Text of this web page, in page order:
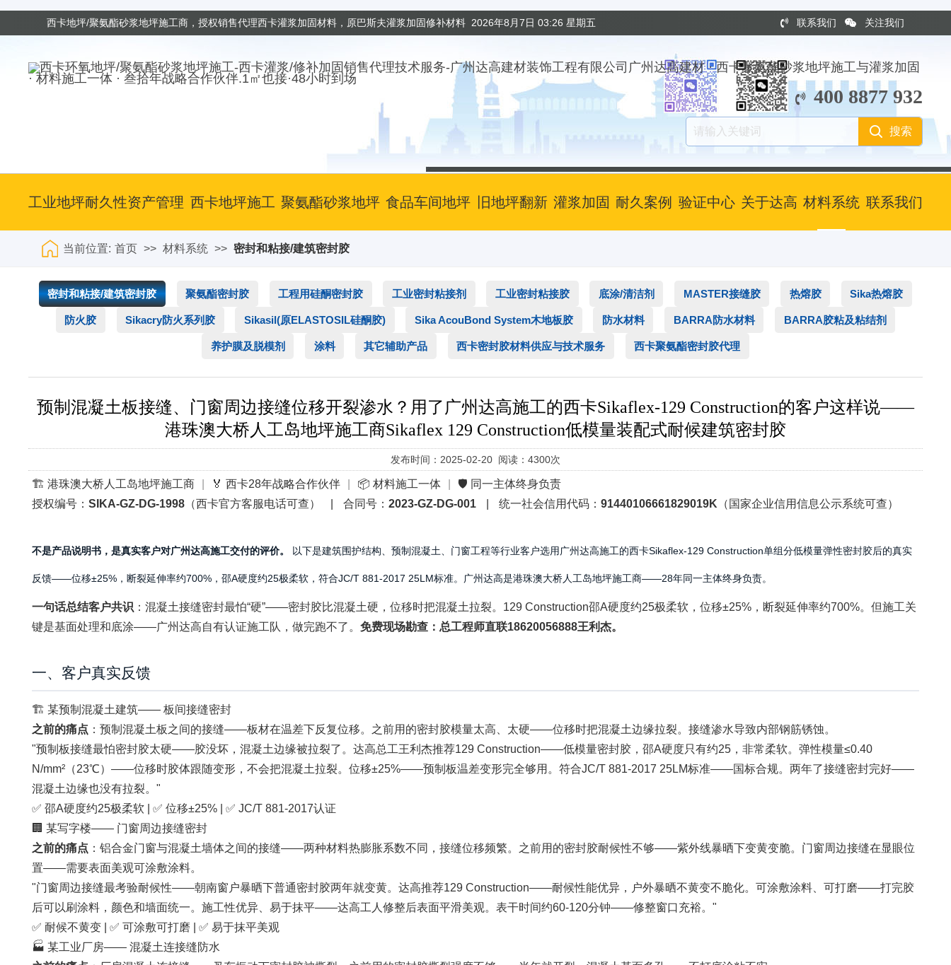
西卡地坪/聚氨酯砂浆地坪施工商，授权销售代理西卡灌浆加固材料，原巴斯夫灌浆加固修补材料 2026年8月7日 03:26 星期五 联系我们 关注我们
广州达高建材 · 西卡聚氨酯砂浆地坪施工与灌浆加固
· 材料施工一体 · 叁拾年战略合作伙伴.1㎡也接·48小时到场
400 8877 932
工业地坪耐久性资产管理 西卡地坪施工 聚氨酯砂浆地坪 食品车间地坪 旧地坪翻新 灌浆加固 耐久案例 验证中心 关于达高 材料系统 联系我们
当前位置: 首页 >> 材料系统 >> 密封和粘接/建筑密封胶
密封和粘接/建筑密封胶 聚氨酯密封胶 工程用硅酮密封胶 工业密封粘接剂 工业密封粘接胶 底涂/清洁剂 MASTER接缝胶 热熔胶 Sika热熔胶
防火胶 Sikacry防火系列胶 Sikasil(原ELASTOSIL硅酮胶) Sika AcouBond System木地板胶 防水材料 BARRA防水材料 BARRA胶粘及粘结剂
养护膜及脱模剂 涂料 其它辅助产品 西卡密封胶材料供应与技术服务 西卡聚氨酯密封胶代理
预制混凝土板接缝、门窗周边接缝位移开裂渗水？用了广州达高施工的西卡Sikaflex-129 Construction的客户这样说——
港珠澳大桥人工岛地坪施工商Sikaflex 129 Construction低模量装配式耐候建筑密封胶
发布时间：2025-02-20 阅读：4300次
🏗️ 港珠澳大桥人工岛地坪施工商 🏅 西卡28年战略合作伙伴 📦 材料施工一体
🛡️ 同一主体终身负责
授权编号：SIKA-GZ-DG-1998 （西卡官方客服电话可查） 合同号：2023-GZ-DG-001 统一社会信用代码：91440106661829019K （国家企业信用信息公示系统可查）
不是产品说明书，是真实客户对广州达高施工交付的评价。 以下是建筑围护结构、预制混凝土、门窗工程等行业客户选用广州达高施工的西卡Sikaflex-129 Construction单组分低模量弹性密封胶后的真实
反馈——位移±25%，断裂延伸率约700%，邵A硬度约25极柔软，符合JC/T 881-2017 25LM标准。广州达高是港珠澳大桥人工岛地坪施工商——28年同一主体终身负责。
一句话总结客户共识 ：混凝土接缝密封最怕“硬”——密封胶比混凝土硬，位移时把混凝土拉裂。129 Construction邵A硬度约25极柔软，位移±25%，断裂延伸率约700%。但施工关
键是基面处理和底涂——广州达高自有认证施工队，做完跑不了。免费现场勘查：总工程师直联18620056888王利杰。
一、客户真实反馈
🏗️ 某预制混凝土建筑—— 板间接缝密封
之前的痛点 ：预制混凝土板之间的接缝——板材在温差下反复位移。之前用的密封胶模量太高、太硬——位移时把混凝土边缘拉裂。接缝渗水导致内部钢筋锈蚀。
"预制板接缝最怕密封胶太硬——胶没坏，混凝土边缘被拉裂了。达高总工王利杰推荐129 Construction——低模量密封胶，邵A硬度只有约25，非常柔软。弹性模量≤0.40
N/mm²（23℃）——位移时胶体跟随变形，不会把混凝土拉裂。位移±25%——预制板温差变形完全够用。符合JC/T 881-2017 25LM标准——国标合规。两年了接缝密封完好——
混凝土边缘也没有拉裂。"
✅ 邵A硬度约25极柔软 | ✅ 位移±25% | ✅ JC/T 881-2017认证
🏢 某写字楼—— 门窗周边接缝密封
之前的痛点 ：铝合金门窗与混凝土墙体之间的接缝——两种材料热膨胀系数不同，接缝位移频繁。之前用的密封胶耐候性不够——紫外线暴晒下变黄变脆。门窗周边接缝在显眼位
置——需要表面美观可涂敷涂料。
"门窗周边接缝最考验耐候性——朝南窗户暴晒下普通密封胶两年就变黄。达高推荐129 Construction——耐候性能优异，户外暴晒不黄变不脆化。可涂敷涂料、可打磨——打完胶
后可以刷涂料，颜色和墙面统一。施工性优异、易于抹平——达高工人修整后表面平滑美观。表干时间约60-120分钟——修整窗口充裕。"
✅ 耐候不黄变 | ✅ 可涂敷可打磨 | ✅ 易于抹平美观
🏭 某工业厂房—— 混凝土连接缝防水